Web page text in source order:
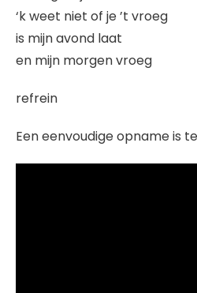
‘k weet niet of je ’t vroeg
is mijn avond laat
en mijn morgen vroeg
refrein
Een eenvoudige opname is